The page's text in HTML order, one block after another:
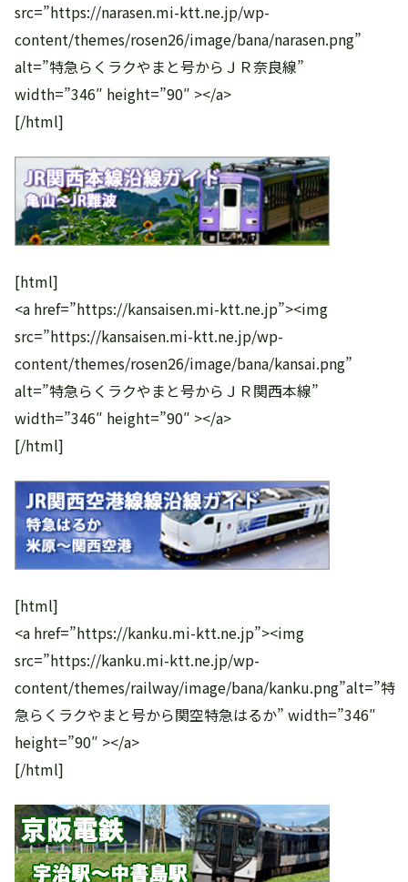
src=”https://narasen.mi-ktt.ne.jp/wp-
content/themes/rosen26/image/bana/narasen.png”
alt=”特急らくラクやまと号からＪＲ奈良線”
width=”346″ height=”90″ ></a>
[/html]
[html]
<a href=”https://kansaisen.mi-ktt.ne.jp”><img
src=”https://kansaisen.mi-ktt.ne.jp/wp-
content/themes/rosen26/image/bana/kansai.png”
alt=”特急らくラクやまと号からＪＲ関西本線”
width=”346″ height=”90″ ></a>
[/html]
[html]
<a href=”https://kanku.mi-ktt.ne.jp”><img
src=”https://kanku.mi-ktt.ne.jp/wp-
content/themes/railway/image/bana/kanku.png”alt=”特
急らくラクやまと号から関空特急はるか” width=”346″
height=”90″ ></a>
[/html]